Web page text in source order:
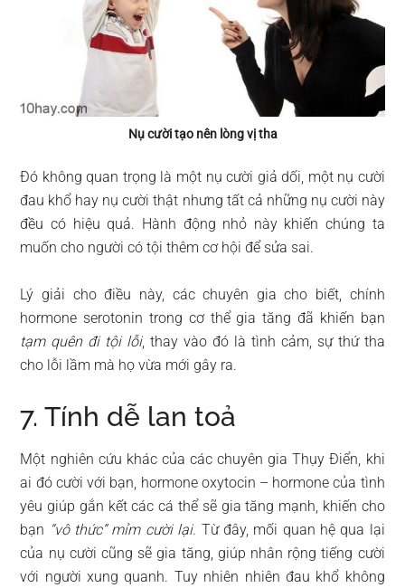
Nụ cười tạo nên lòng vị tha
Đó không quan trọng là một nụ cười giả dối, một nụ cười
đau khổ hay nụ cười thật nhưng tất cả những nụ cười này
đều có hiệu quả. Hành động nhỏ này khiến chúng ta
muốn cho người có tội thêm cơ hội để sửa sai.
Lý giải cho điều này, các chuyên gia cho biết, chính
hormone serotonin trong cơ thể gia tăng đã khiến bạn
tạm quên đi tội lỗi, thay vào đó là tình cảm, sự thứ tha
cho lỗi lầm mà họ vừa mới gây ra.
7. Tính dễ lan toả
Một nghiên cứu khác của các chuyên gia Thụy Điển, khi
ai đó cười với bạn, hormone oxytocin – hormone của tình
yêu giúp gắn kết các cá thể sẽ gia tăng mạnh, khiến cho
bạn “vô thức” mỉm cười lại. Từ đây, mối quan hệ qua lại
của nụ cười cũng sẽ gia tăng, giúp nhân rộng tiếng cười
với người xung quanh. Tuy nhiên nhiên đau khổ không